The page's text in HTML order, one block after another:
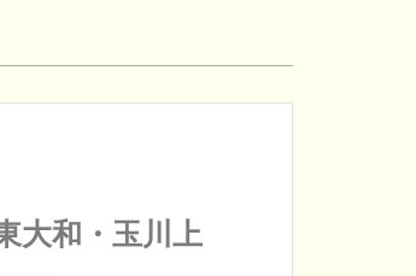
大和・玉川上